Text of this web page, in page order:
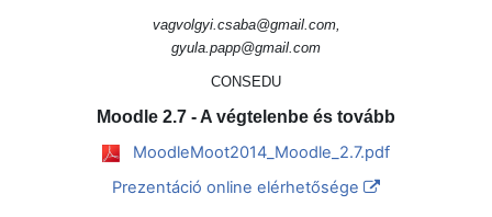
vagvolgyi.csaba@gmail.com,
gyula.papp@gmail.com
CONSEDU
Moodle 2.7 - A végtelenbe és tovább
MoodleMoot2014_Moodle_2.7.pdf
Prezentáció online elérhetősége